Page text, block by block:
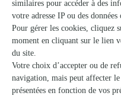
Voir la boutique